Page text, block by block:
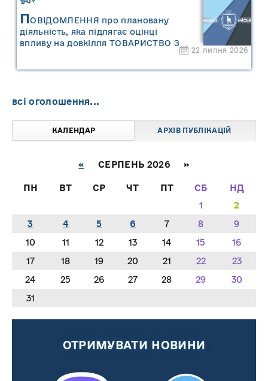
ПОВІДОМЛЕННЯ про плановану
діяльність, яка підлягає оцінці
впливу на довкілля ТОВАРИСТВО З
22 липня 2026
всі оголошення...
КАЛЕНДАР АРХІВ ПУБЛІКАЦІЙ
« СЕРПЕНЬ 2026 »
ПН ВТ СР ЧТ ПТ СБ
НД
1
2
3
4 5 6 7 8
9
10
11 12 13 14 15
16
17
18 19 20 21 22
23
24
25 26 27 28 29
30
31
ОТРИМУВАТИ НОВИНИ